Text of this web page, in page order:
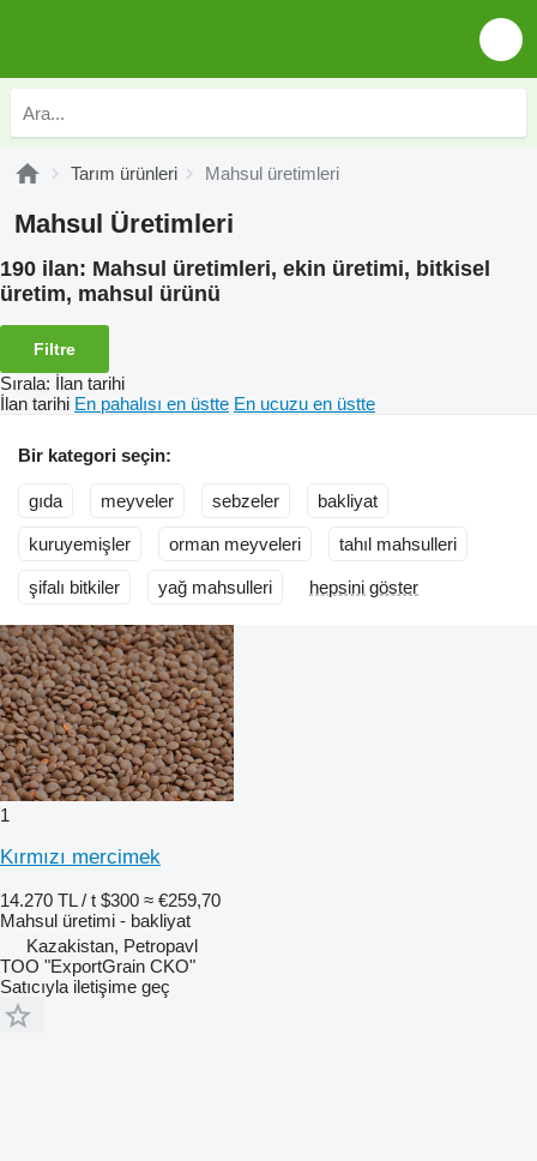
Tarım ürünleri Mahsul üretimleri
Mahsul Üretimleri
190 ilan: Mahsul üretimleri, ekin üretimi, bitkisel
üretim, mahsul ürünü
Filtre
Sırala: İlan tarihi
İlan tarihi En pahalısı en üstte En ucuzu en üstte
Bir kategori seçin:
gıda meyveler sebzeler bakliyat
kuruyemişler orman meyveleri tahıl mahsulleri
şifalı bitkiler yağ mahsulleri hepsini göster
1
Kırmızı mercimek
14.270 TL / t $300 ≈ €259,70
Mahsul üretimi - bakliyat
Kazakistan, Petropavl
TOO "ExportGrain CKO"
Satıcıyla iletişime geç